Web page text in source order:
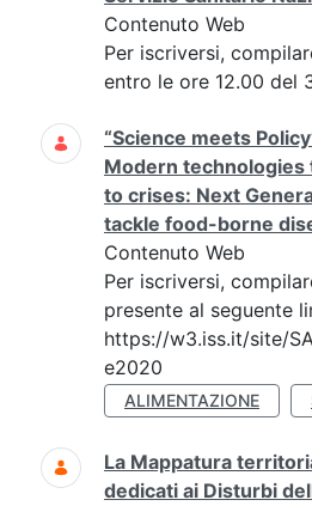
Contenuto Web
Per iscriversi,
entro le ore 12.00 del
“Science meets
Modern technologies
to crises: Next
tackle food-borne
Contenuto Web
Per iscriversi,
presente al seguente
https://w3.iss.it/site/
e2020
ALIMENTAZIONE
La Mappatura
dedicati ai Disturbi